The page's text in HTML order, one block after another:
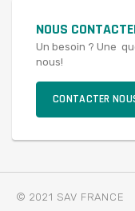
NOUS
Un besoin ? Une
nous!
CONTACTER
© 2021 SAV FRANCE